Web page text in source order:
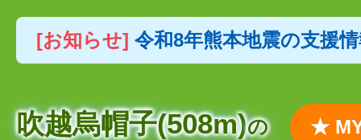
[お知らせ] 令和8年熊本地震の支援
吹越烏帽子(508m)の
★